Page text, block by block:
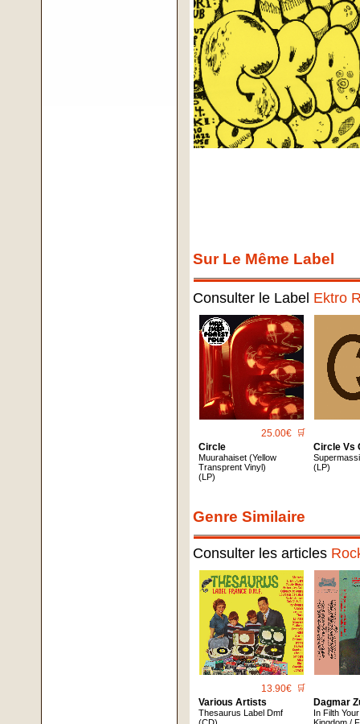
Sur Le Même Label
Consulter le Label Ektro
25.00€ 🛒
Circle
Muurahaiset (Yellow
Transprent Vinyl)
(LP)
Circle Vs
(LP)
Genre Similaire
Consulter les articles
13.90€ 🛒
Various Artists
Thesaurus Label Dmf
Dagmar
In Filth